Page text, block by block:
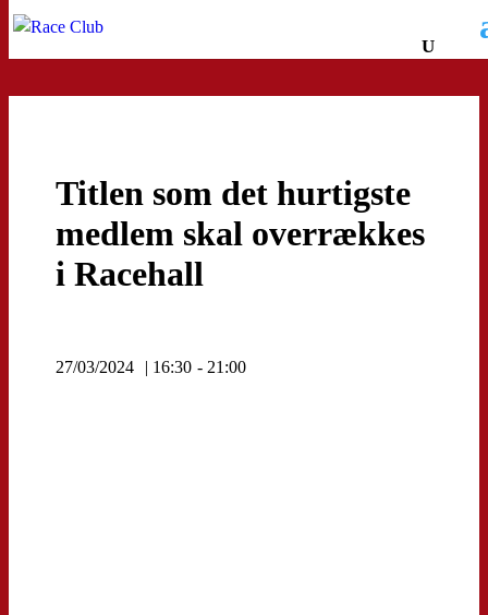
Titlen som det hurtigste
medlem skal overrækkes
i Racehall
27/03/2024 | 16:30 - 21:00